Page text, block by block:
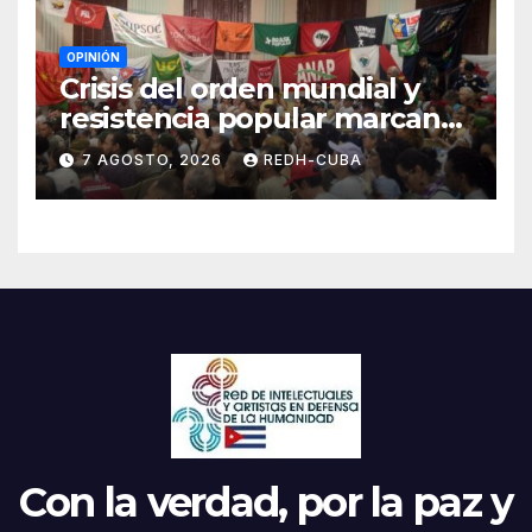
OPINIÓN
Crisis del orden mundial y
resistencia popular marcan
el inicio de la IV Asamblea
Continental de ALBA
Movimientos en Cuba
7 AGOSTO, 2026 REDH-CUBA
Con la verdad, por la paz y